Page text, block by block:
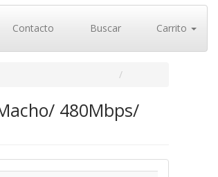
Contacto Buscar Carrito
480Mbps/